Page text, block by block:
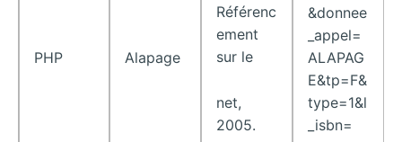
PHP Alapage
Référenc
ement
sur le
net,
2005.
&donnee
_appel=
ALAPAG
E&tp=F&
type=1&l
_isbn=